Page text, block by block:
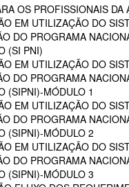
OS PROFISSIONAIS DA
EM UTILIZAÇÃO DO
DO PROGRAMA
(SI PNI)
EM UTILIZAÇÃO DO
DO PROGRAMA
(SIPNI)-MÓDULO 1
EM UTILIZAÇÃO DO
DO PROGRAMA
(SIPNI)-MÓDULO 2
EM UTILIZAÇÃO DO
DO PROGRAMA
(SIPNI)-MÓDULO 3